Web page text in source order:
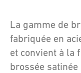
La gamme de
fabriquée en
et convient à la
brossée